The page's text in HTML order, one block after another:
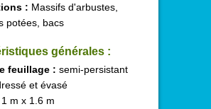
: Massifs d'arbustes,
potées, bacs
générales :
feuillage : semi-persistant
et évasé
1 m x 1.6 m